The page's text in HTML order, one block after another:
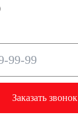
Заказать звонок